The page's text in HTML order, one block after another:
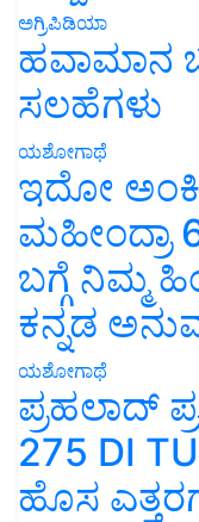
ಅಗ್ರಿಪಿಡಿಯಾ
ಹವಾಮಾನ
ಸಲಹೆಗಳು
ಯಶೋಗಾಥೆ
ಇದೋ
ಮಹೀಂದ್ರಾ
ಬಗ್ಗೆ ನಿಮ್ಮ
ಕನ್ನಡ
ಯಶೋಗಾಥೆ
ಪ್ರಹಲಾದ್
275 DI
ಹೊಸ